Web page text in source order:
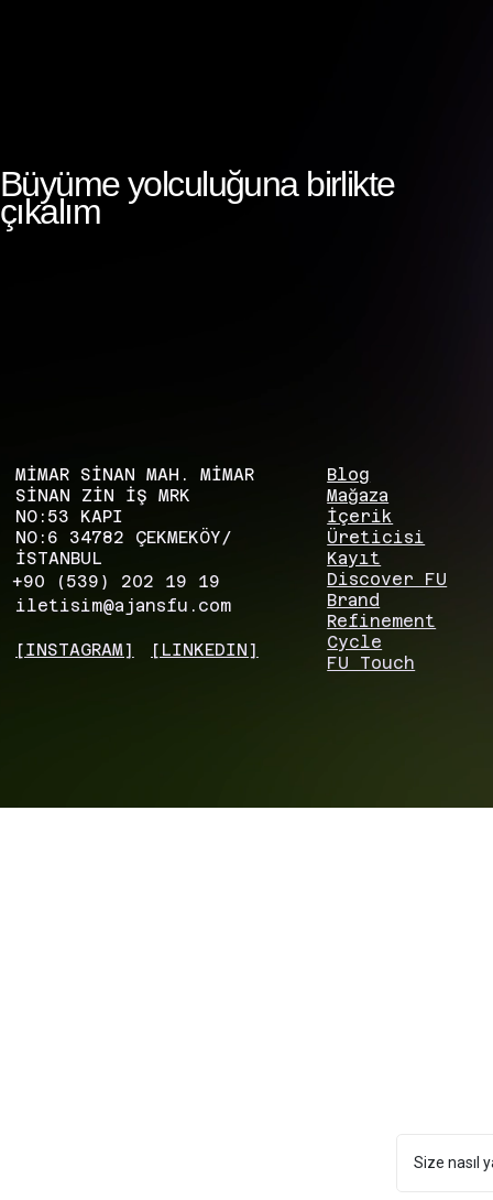
Büyüme yolculuğuna birlikte
çıkalım
MİMAR SİNAN MAH. MİMAR
SİNAN ZIN İŞ MRK
NO:53 KAPI
NO:6 34782 ÇEKMEKÖY/
İSTANBUL
+90 (539) 202 19 19
iletisim@ajansfu.com
[INSTAGRAM] [LINKEDIN]
Blog
Mağaza
İçerik
Üreticisi
Kayıt
Discover FU
Brand
Refinement
Cycle
FU Touch
Size nasıl